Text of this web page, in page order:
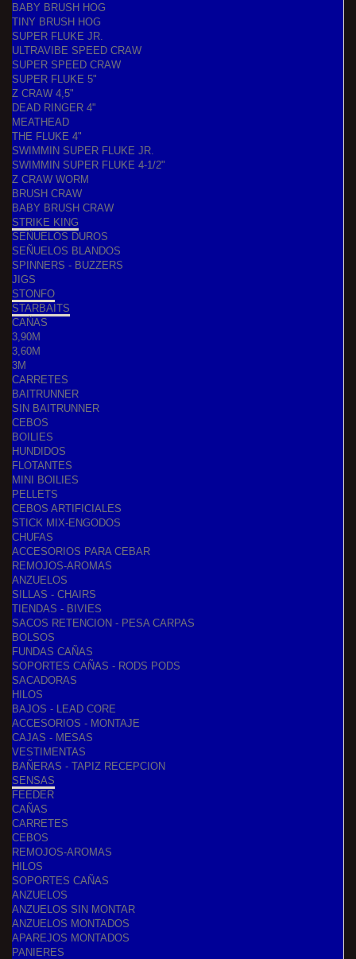
BABY BRUSH HOG
TINY BRUSH HOG
SUPER FLUKE JR.
ULTRAVIBE SPEED CRAW
SUPER SPEED CRAW
SUPER FLUKE 5"
Z CRAW 4,5"
DEAD RINGER 4"
MEATHEAD
THE FLUKE 4"
SWIMMIN SUPER FLUKE JR.
SWIMMIN SUPER FLUKE 4-1/2"
Z CRAW WORM
BRUSH CRAW
BABY BRUSH CRAW
STRIKE KING
SEÑUELOS DUROS
SEÑUELOS BLANDOS
SPINNERS - BUZZERS
JIGS
STONFO
STARBAITS
CAÑAS
3,90M
3,60M
3M
CARRETES
BAITRUNNER
SIN BAITRUNNER
CEBOS
BOILIES
HUNDIDOS
FLOTANTES
MINI BOILIES
PELLETS
CEBOS ARTIFICIALES
STICK MIX-ENGODOS
CHUFAS
ACCESORIOS PARA CEBAR
REMOJOS-AROMAS
ANZUELOS
SILLAS - CHAIRS
TIENDAS - BIVIES
SACOS RETENCION - PESA CARPAS
BOLSOS
FUNDAS CAÑAS
SOPORTES CAÑAS - RODS PODS
SACADORAS
HILOS
BAJOS - LEAD CORE
ACCESORIOS - MONTAJE
CAJAS - MESAS
VESTIMENTAS
BAÑERAS - TAPIZ RECEPCION
SENSAS
FEEDER
CAÑAS
CARRETES
CEBOS
REMOJOS-AROMAS
HILOS
SOPORTES CAÑAS
ANZUELOS
ANZUELOS SIN MONTAR
ANZUELOS MONTADOS
APAREJOS MONTADOS
PANIERES